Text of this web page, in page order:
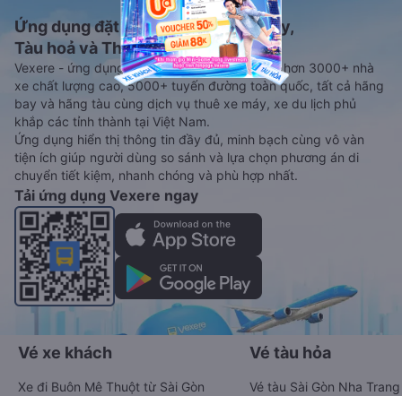
Ứng dụng đặt vé Xe khách, Máy bay,
Tàu hoả và Thuê xe
Vexere - ứng dụng đặt vé đa phương tiện với hơn 3000+ nhà
xe chất lượng cao, 5000+ tuyến đường toàn quốc, tất cả hãng
bay và hãng tàu cùng dịch vụ thuê xe máy, xe du lịch phủ
khắp các tỉnh thành tại Việt Nam.
Ứng dụng hiển thị thông tin đầy đủ, minh bạch cùng vô vàn
tiện ích giúp người dùng so sánh và lựa chọn phương án di
chuyển tiết kiệm, nhanh chóng và phù hợp nhất.
Tải ứng dụng Vexere ngay
Vé xe khách
Xe đi Buôn Mê Thuột từ Sài Gòn
Vé tàu hỏa
Vé tàu Sài Gòn Nha Trang